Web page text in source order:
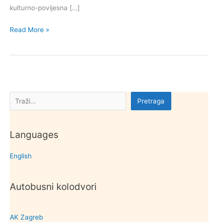
Pretraga Pretraga
Languages
English
Autobusni kolodvori
AK Zagreb
kulturno-povijesna […]
Kulturna
općine
Parenzo
Read More »